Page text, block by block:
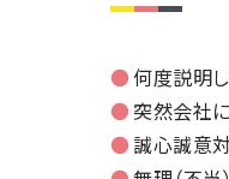
何度説明
突然会社
誠心誠意